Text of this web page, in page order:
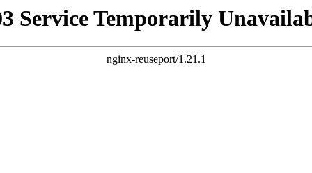
Service Temporarily
nginx-reuseport/1.21.1